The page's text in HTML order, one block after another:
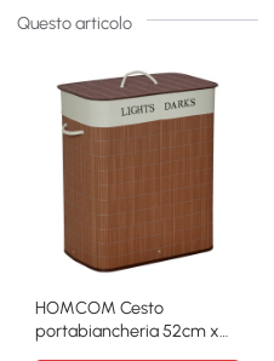
Questo articolo
HOMCOM Cesto
portabiancheria 52cm x